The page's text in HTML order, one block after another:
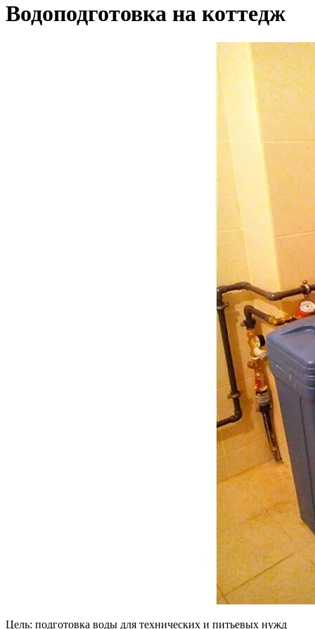
Водоподготовка на коттедж
Цель: подготовка воды для технических и питьевых нужд